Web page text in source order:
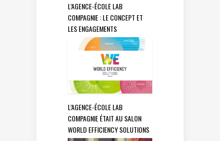
L’AGENCE-ÉCOLE LAB
COMPAGNIE : LE CONCEPT ET
LES ENGAGEMENTS
L’AGENCE-ÉCOLE LAB
COMPAGNIE ÉTAIT AU SALON
WORLD EFFICIENCY SOLUTIONS